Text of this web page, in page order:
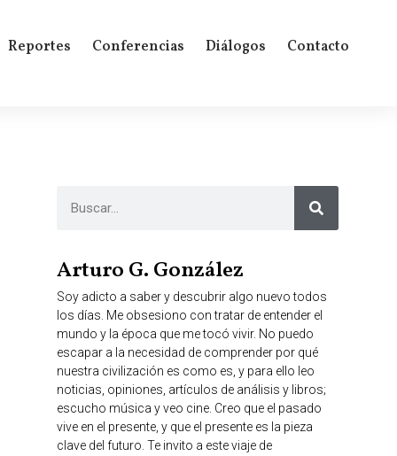
Reportes Conferencias Diálogos Contacto
Arturo G. González
Soy adicto a saber y descubrir algo nuevo todos
los días. Me obsesiono con tratar de entender el
mundo y la época que me tocó vivir. No puedo
escapar a la necesidad de comprender por qué
nuestra civilización es como es, y para ello leo
noticias, opiniones, artículos de análisis y libros;
escucho música y veo cine. Creo que el pasado
vive en el presente, y que el presente es la pieza
clave del futuro. Te invito a este viaje de